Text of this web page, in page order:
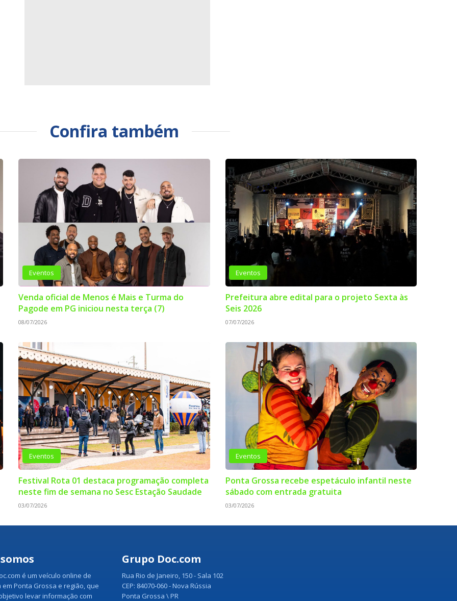
Confira também
Eventos
Venda oficial de Menos é Mais e Turma do
Pagode em PG iniciou nesta terça (7)
08/07/2026
Eventos
Prefeitura abre edital para o projeto Sexta às
Seis 2026
07/07/2026
Eventos
Festival Rota 01 destaca programação completa
neste fim de semana no Sesc Estação Saudade
03/07/2026
Eventos
Ponta Grossa recebe espetáculo infantil neste
sábado com entrada gratuita
03/07/2026
é um veículo online de
Ponta Grossa e região, que
levar informação com
Grupo Doc.com
Rua Rio de Janeiro, 150 - Sala 102
CEP: 84070-060 - Nova Rússia
Ponta Grossa \ PR